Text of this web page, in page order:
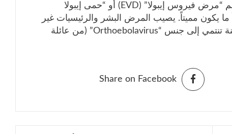
يُذكر أن مرض الإيبولا، والمعروف رسمياً باسم “مرض فيروس إيبولا” (EVD) أو “حمى إيبولا
ما يكون مميتاً. يصيب المرض البشر والرئيسيات غير
البشرية (مثل القردة)، وتسببه فيروسات معينة تنتمي إلى جنس “Orthoebolavirus” (من عائلة
Share on Facebook